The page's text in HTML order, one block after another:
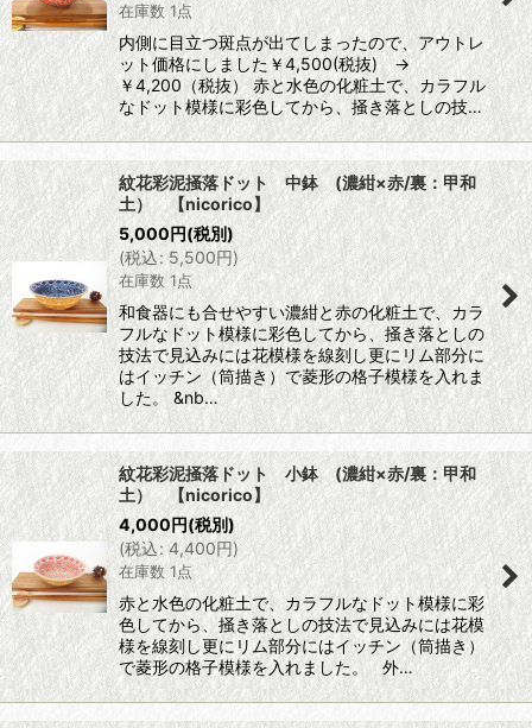
在庫数 1点
内側に目立つ斑点が出てしまったので、アウトレ
ット価格にしました￥4,500(税抜) →
￥4,200（税抜） 赤と水色の化粧土で、カラフル
なドット模様に彩色してから、掻き落としの技…
紋花彩泥掻落ドット 中鉢 (濃紺×赤/裏：甲和
土） 【nicorico】
5,000円(税別)
(税込: 5,500円)
在庫数 1点
和食器にも合せやすい濃紺と赤の化粧土で、カラ
フルなドット模様に彩色してから、掻き落としの
技法で見込みには花模様を線刻し更にリム部分に
はイッチン（筒描き）で菱形の格子模様を入れま
した。 &nb…
紋花彩泥掻落ドット 小鉢 (濃紺×赤/裏：甲和
土） 【nicorico】
4,000円(税別)
(税込: 4,400円)
在庫数 1点
赤と水色の化粧土で、カラフルなドット模様に彩
色してから、掻き落としの技法で見込みには花模
様を線刻し更にリム部分にはイッチン（筒描き）
で菱形の格子模様を入れました。 外…